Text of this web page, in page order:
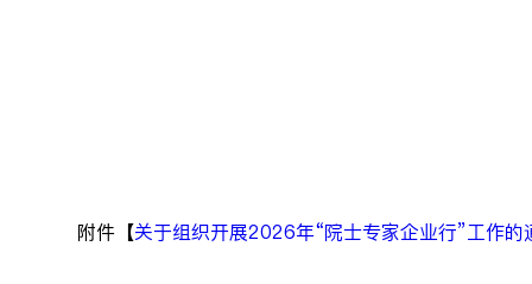
附件【关于组织开展2026年“院士专家企业行”工作